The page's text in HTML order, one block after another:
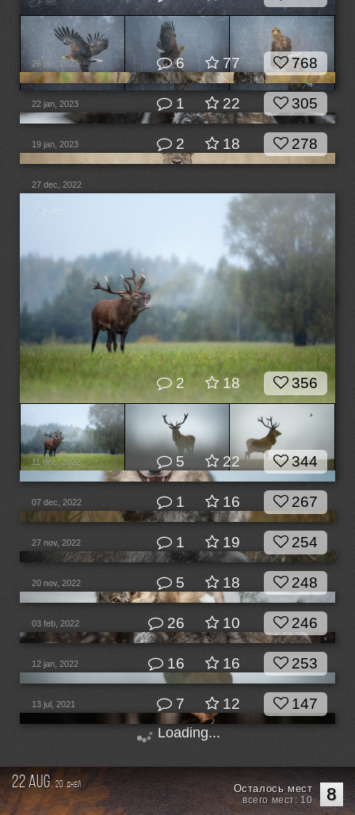
26 jan, 2023 6 77 768
22 jan, 2023 1 22 305
19 jan, 2023 2 18 278
27 dec, 2022
2 18 356
11 dec, 2022 5 22 344
07 dec, 2022 1 16 267
27 nov, 2022 1 19 254
20 nov, 2022 5 18 248
03 feb, 2022 26 10 246
12 jan, 2022 16 16 253
13 jul, 2021 7 12 147
Loading...
22 aug. 20 дней 8
Осталось мест
всего мест: 10